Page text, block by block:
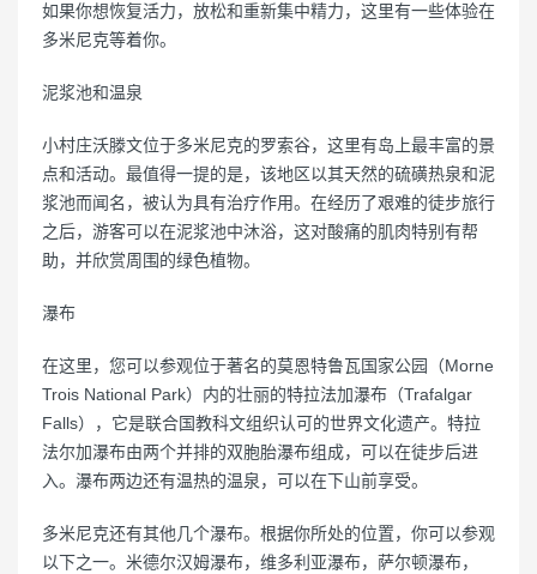
如果你想恢复活力，放松和重新集中精力，这里有一些体验在
多米尼克等着你。
泥浆池和温泉
小村庄沃滕文位于多米尼克的罗索谷，这里有岛上最丰富的景
点和活动。最值得一提的是，该地区以其天然的硫磺热泉和泥
浆池而闻名，被认为具有治疗作用。在经历了艰难的徒步旅行
之后，游客可以在泥浆池中沐浴，这对酸痛的肌肉特别有帮
助，并欣赏周围的绿色植物。
瀑布
在这里，您可以参观位于著名的莫恩特鲁瓦国家公园（Morne
Trois National Park）内的壮丽的特拉法加瀑布（Trafalgar
Falls），它是联合国教科文组织认可的世界文化遗产。特拉
法尔加瀑布由两个并排的双胞胎瀑布组成，可以在徒步后进
入。瀑布两边还有温热的温泉，可以在下山前享受。
多米尼克还有其他几个瀑布。根据你所处的位置，你可以参观
以下之一。米德尔汉姆瀑布，维多利亚瀑布，萨尔顿瀑布，